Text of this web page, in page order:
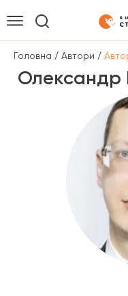
Головна / Автори /
Олександр